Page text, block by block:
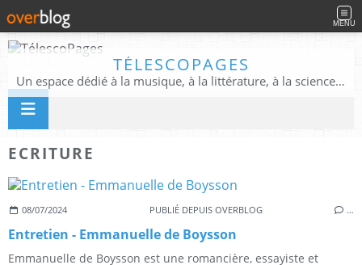
MENU
TÉLESCOPAGES
Un espace dédié à la musique, à la littérature, à la science, à la conscience, et au-delà
ECRITURE
08/07/2024 PUBLIÉ DEPUIS OVERBLOG …
Entretien - Emmanuelle de Boysson
Emmanuelle de Boysson est une romancière, essayiste et